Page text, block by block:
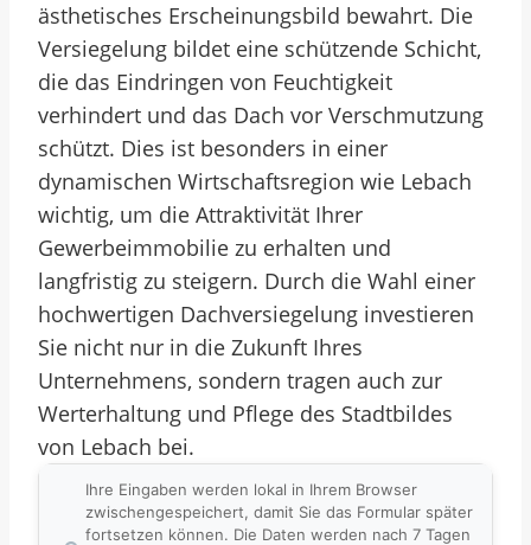
ästhetisches Erscheinungsbild bewahrt. Die
Versiegelung bildet eine schützende Schicht,
die das Eindringen von Feuchtigkeit
verhindert und das Dach vor Verschmutzung
schützt. Dies ist besonders in einer
dynamischen Wirtschaftsregion wie Lebach
wichtig, um die Attraktivität Ihrer
Gewerbeimmobilie zu erhalten und
langfristig zu steigern. Durch die Wahl einer
hochwertigen Dachversiegelung investieren
Sie nicht nur in die Zukunft Ihres
Unternehmens, sondern tragen auch zur
Werterhaltung und Pflege des Stadtbildes
von Lebach bei.
Ihre Eingaben werden lokal in Ihrem Browser
zwischengespeichert, damit Sie das Formular später
fortsetzen können. Die Daten werden nach 7 Tagen